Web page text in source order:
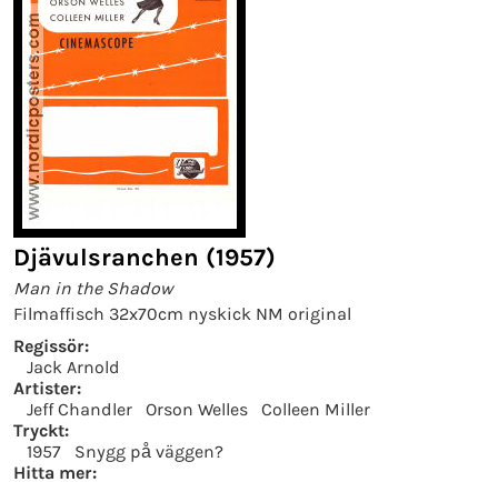
Djävulsranchen (1957)
Man in the Shadow
Filmaffisch 32x70cm nyskick NM original
Regissör:
Jack Arnold
Artister:
Jeff Chandler
Orson Welles
Colleen Miller
Tryckt:
1957
Snygg på väggen?
Hitta mer: